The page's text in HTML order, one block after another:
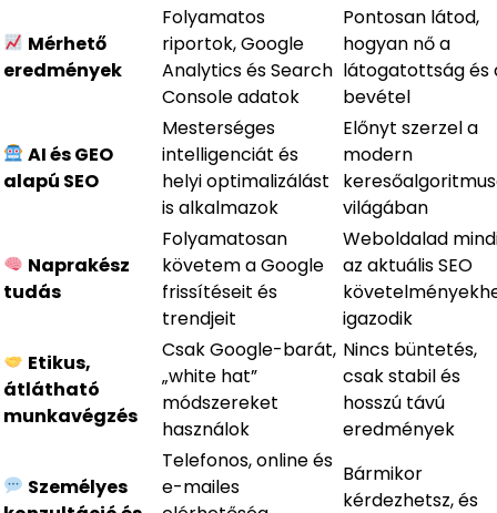
Mérhető
eredmények
Folyamatos
riportok, Google
Analytics és Search
Console adatok
Pontosan látod,
hogyan nő a
látogatottság és
bevétel
AI és GEO
alapú SEO
Mesterséges
intelligenciát és
helyi optimalizálást
is alkalmazok
Előnyt szerzel a
modern
világában
Naprakész
tudás
Folyamatosan
követem a Google
frissítéseit és
trendjeit
Weboldalad
az aktuális SEO
igazodik
Etikus,
átlátható
munkavégzés
Csak Google-barát,
„white hat”
módszereket
használok
Nincs büntetés,
csak stabil és
hosszú távú
eredmények
Személyes
Telefonos, online és
e-mailes
Bármikor
kérdezhetsz, és